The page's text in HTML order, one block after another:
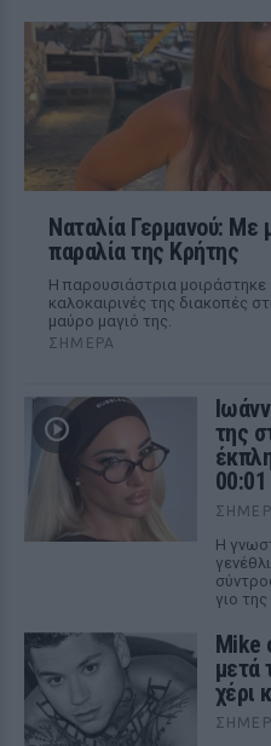
Ναταλία Γερμανού: Με
παραλία της Κρήτης
Η παρουσιάστρια
καλοκαιρινές της διακοπές
μαύρο μαγιό της.
ΣΉΜΕΡΑ
της
00:01
Η
γιο
Mike
μετά
χέρι